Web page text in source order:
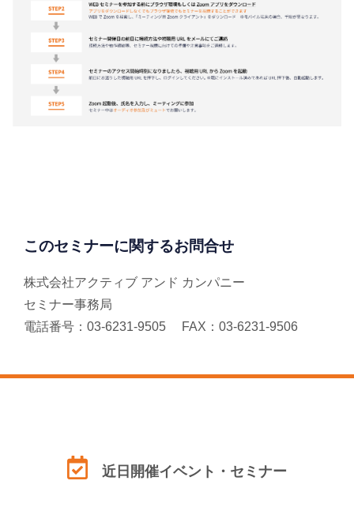
このセミナーに関するお問合せ
株式会社アクティブ アンド カンパニー
セミナー事務局
電話番号：03-6231-9505 FAX：03-6231-9506
近日開催イベント・セミナー